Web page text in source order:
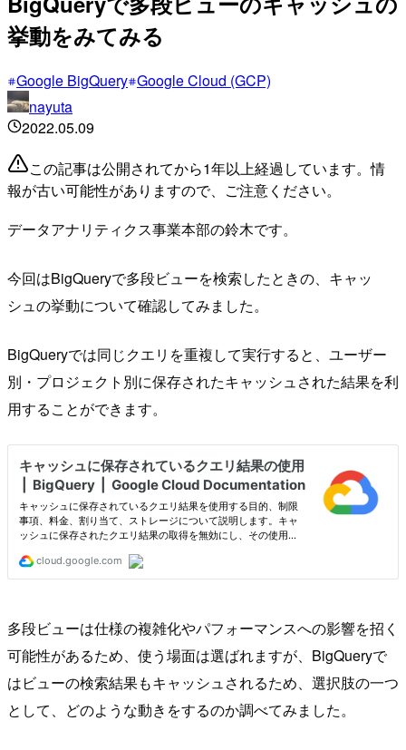
挙動をみてみる
Google BigQuery Google Cloud (GCP)
nayuta
2022.05.09
この記事は公開されてから1年以上経過しています。情
報が古い可能性がありますので、ご注意ください。
データアナリティクス事業本部の鈴木です。
今回はBigQueryで多段ビューを検索したときの、キャッ
シュの挙動について確認してみました。
BigQueryでは同じクエリを重複して実行すると、ユーザー
別・プロジェクト別に保存されたキャッシュされた結果を利
用することができます。
多段ビューは仕様の複雑化やパフォーマンスへの影響を招く
可能性があるため、使う場面は選ばれますが、BigQueryで
はビューの検索結果もキャッシュされるため、選択肢の一つ
として、どのような動きをするのか調べてみました。